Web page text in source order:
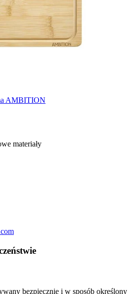
AMBITION
materiały
bezpiecznie i w sposób określony